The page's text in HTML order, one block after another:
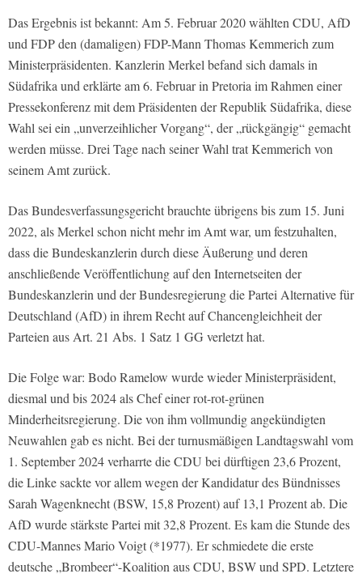
Das Ergebnis ist bekannt: Am 5. Februar 2020 wählten CDU, AfD
und FDP den (damaligen) FDP-Mann Thomas Kemmerich zum
Ministerpräsidenten. Kanzlerin Merkel befand sich damals in
Südafrika und erklärte am 6. Februar in Pretoria im Rahmen einer
Pressekonferenz mit dem Präsidenten der Republik Südafrika, diese
Wahl sei ein „unverzeihlicher Vorgang“, der „rückgängig“ gemacht
werden müsse. Drei Tage nach seiner Wahl trat Kemmerich von
seinem Amt zurück.
Das Bundesverfassungsgericht brauchte übrigens bis zum 15. Juni
2022, als Merkel schon nicht mehr im Amt war, um festzuhalten,
dass die Bundeskanzlerin durch diese Äußerung und deren
anschließende Veröffentlichung auf den Internetseiten der
Bundeskanzlerin und der Bundesregierung die Partei Alternative für
Deutschland (AfD) in ihrem Recht auf Chancengleichheit der
Parteien aus Art. 21 Abs. 1 Satz 1 GG verletzt hat.
Die Folge war: Bodo Ramelow wurde wieder Ministerpräsident,
diesmal und bis 2024 als Chef einer rot-rot-grünen
Minderheitsregierung. Die von ihm vollmundig angekündigten
Neuwahlen gab es nicht. Bei der turnusmäßigen Landtagswahl vom
1. September 2024 verharrte die CDU bei dürftigen 23,6 Prozent,
die Linke sackte vor allem wegen der Kandidatur des Bündnisses
Sarah Wagenknecht (BSW, 15,8 Prozent) auf 13,1 Prozent ab. Die
AfD wurde stärkste Partei mit 32,8 Prozent. Es kam die Stunde des
CDU-Mannes Mario Voigt (*1977). Er schmiedete die erste
deutsche „Brombeer“-Koalition aus CDU, BSW und SPD. Letztere